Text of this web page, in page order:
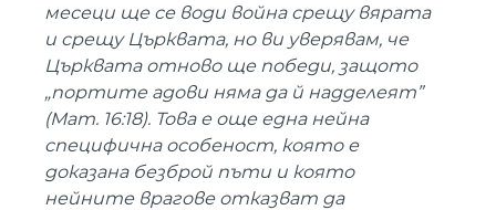
месеци ще се води война срещу вярата
и срещу Църквата, но ви уверявам, че
Църквата отново ще победи, защото
„портите адови няма да й надделеят”
(Мат. 16:18). Това е още една нейна
специфична особеност, която е
доказана безброй пъти и която
нейните врагове отказват да